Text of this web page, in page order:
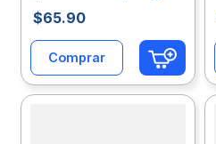
$65.90
Comprar